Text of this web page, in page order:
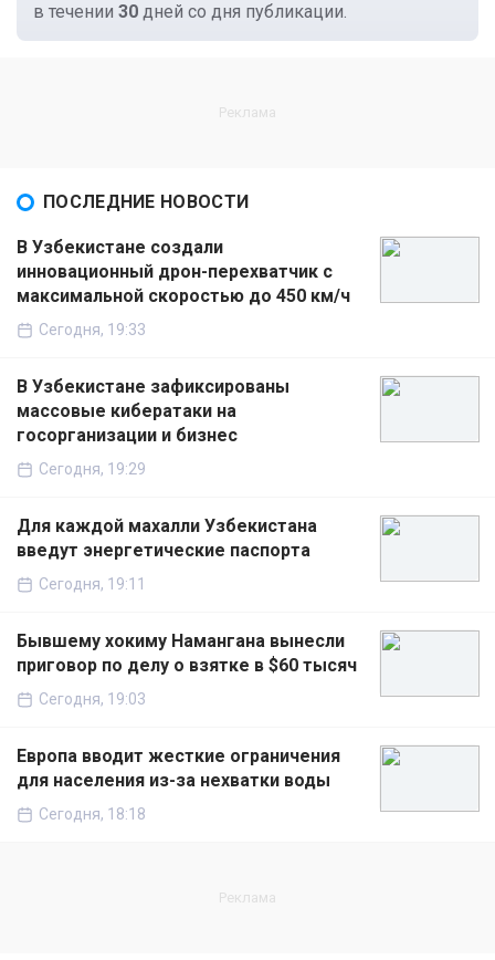
в течении 30 дней со дня публикации.
ПОСЛЕДНИЕ НОВОСТИ
В Узбекистане создали
инновационный дрон-перехватчик с
максимальной скоростью до 450 км/ч
Сегодня, 19:33
В Узбекистане зафиксированы
массовые кибератаки на
госорганизации и бизнес
Сегодня, 19:29
Для каждой махалли Узбекистана
введут энергетические паспорта
Сегодня, 19:11
Бывшему хокиму Намангана вынесли
приговор по делу о взятке в $60 тысяч
Сегодня, 19:03
Европа вводит жесткие ограничения
для населения из-за нехватки воды
Сегодня, 18:18